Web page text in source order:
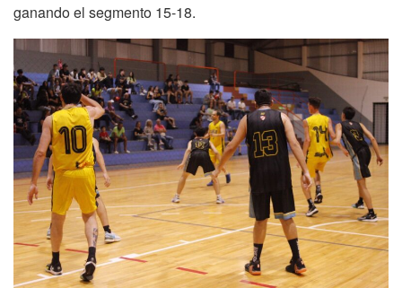
ganando el segmento 15-18.